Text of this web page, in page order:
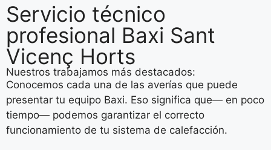
Servicio técnico
profesional Baxi Sant
Vicenç Horts
Nuestros trabajamos más destacados:
Conocemos cada una de las averías que puede
presentar tu equipo Baxi. Eso significa que— en poco
tiempo— podemos garantizar el correcto
funcionamiento de tu sistema de calefacción.